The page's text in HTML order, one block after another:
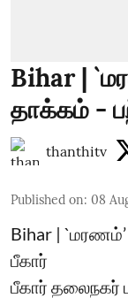
Bihar |
தாக்கம் -
thanthitv
Published on: 08
Bihar | `மரணம்’
பீகார்
பீகார் தலைநகர்